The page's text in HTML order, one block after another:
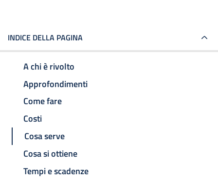
INDICE DELLA PAGINA
A chi è rivolto
Approfondimenti
Come fare
Costi
Cosa serve
Cosa si ottiene
Tempi e scadenze